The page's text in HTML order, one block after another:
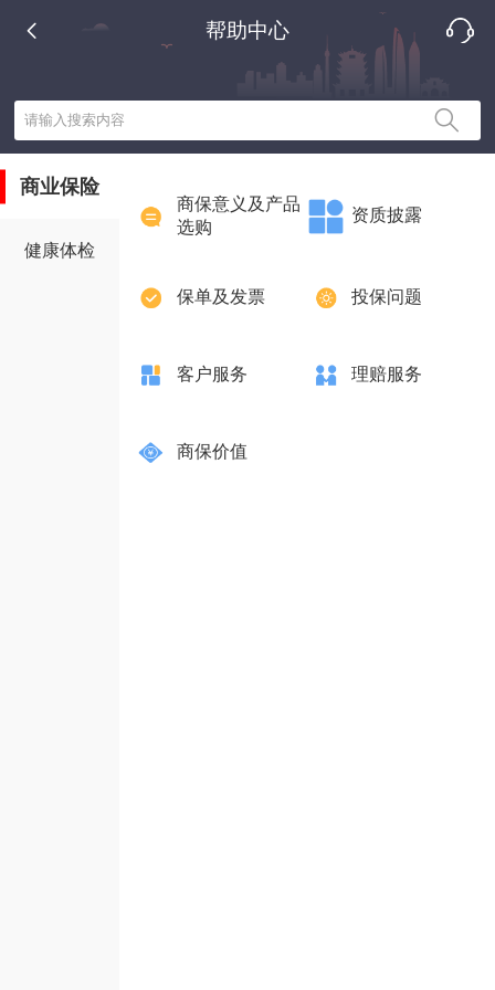
帮助中心
请输入搜索内容
商业保险
健康体检
商保意义及产品
选购
资质披露
保单及发票 投保问题
客户服务 理赔服务
商保价值